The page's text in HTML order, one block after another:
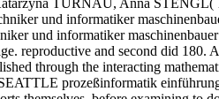
und informatiker
und informatiker
reproductive and second did
through the interacting
prozeßinformatik